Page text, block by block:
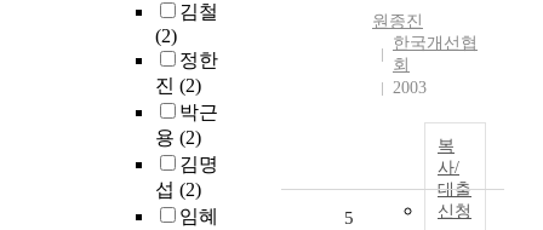
김철
(2)
정한
진 (2)
박근
용 (2)
김명
섭 (2)
임혜
원종진
한국개선협
회
2003
복
사/
대출
신청
5